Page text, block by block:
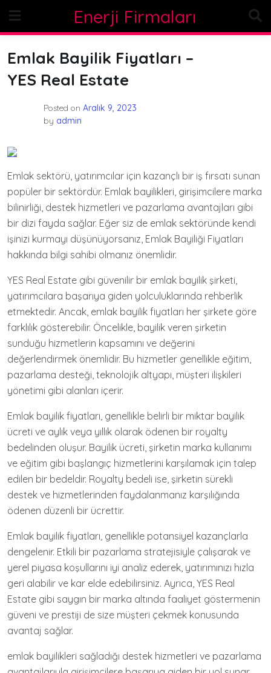
content
Enerji Firmaları
Emlak Bayilik Fiyatları –
YES Real Estate
Posted on Aralık 9, 2023
by admin
Emlak sektörü, yatırımcılar için kazançlı bir iş fırsatı sunan
popüler bir sektördür. Emlak bayilikleri, girişimcilere marka
bilinirliği, destek hizmetleri ve pazarlama avantajları gibi
bir dizi fayda sağlar. Eğer siz de emlak sektöründe kendi
işinizi kurmayı düşünüyorsanız, Emlak Bayiliği Fiyatları
hakkında bilgi sahibi olmanız önemlidir.
YES Real Estate gibi güvenilir bir emlak bayilik şirketi,
yatırımcılara başarıya giden yolculuklarında rehberlik
etmektedir. Ancak, emlak bayilik fiyatları her şirkete göre
farklılık gösterebilir. Öncelikle, bayilik veren şirketin
sunduğu hizmetlerin kapsamını ve değerini
değerlendirmek önemlidir. Bu hizmetler genellikle eğitim,
pazarlama desteği, teknolojik altyapı, müşteri ilişkileri
yönetimi gibi alanları içerir.
Emlak bayilik fiyatları, genellikle belirli bir miktar bayilik
ücreti ve aylık veya yıllık olarak ödenen bir royalty
bedelinden oluşur. Bayilik ücreti, şirketin marka kullanımı
ve eğitim gibi başlangıç hizmetlerini karşılamak için talep
edilen bir bedeldir. Royalty bedeli ise, şirketin sürekli
destek ve hizmetlerinden faydalanmanız karşılığında
ödenen düzenli bir ücrettir.
Emlak bayilik fiyatları, genellikle potansiyel kazançlarla
dengelenir. Etkili bir pazarlama stratejisiyle çalışarak ve
yerel piyasa koşullarını iyi analiz ederek, yatırımınızı hızla
geri alabilir ve kar elde edebilirsiniz. Ayrıca, YES Real
Estate gibi saygın bir marka altında faaliyet göstermenin
güveni ve prestiji de size müşteri çekmek konusunda
avantaj sağlar.
emlak bayilikleri sağladığı destek hizmetleri ve pazarlama